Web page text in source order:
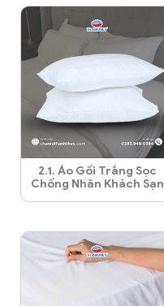
2.1. Áo Gối Trắng Sọc
Chống Nhăn Khách Sạn